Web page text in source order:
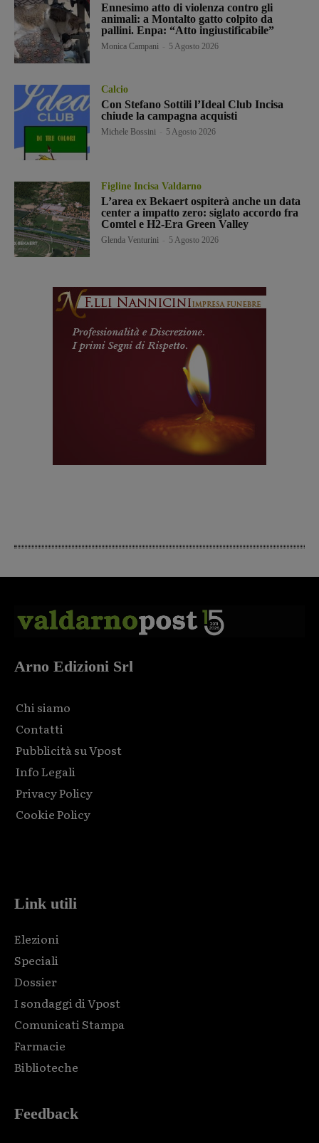
Ennesimo atto di violenza contro gli
animali: a Montalto gatto colpito da
pallini. Enpa: “Atto ingiustificabile”
Monica Campani 5 Agosto 2026
Calcio
Con Stefano Sottili l’Ideal Club Incisa
chiude la campagna acquisti
Michele Bossini 5 Agosto 2026
Figline Incisa Valdarno
L’area ex Bekaert ospiterà anche un data
center a impatto zero: siglato accordo fra
Comtel e H2-Era Green Valley
Glenda Venturini 5 Agosto 2026
Arno Edizioni Srl
Chi siamo
Contatti
Pubblicità su Vpost
Info Legali
Privacy Policy
Cookie Policy
Link utili
Elezioni
Speciali
Dossier
I sondaggi di Vpost
Comunicati Stampa
Farmacie
Biblioteche
Feedback